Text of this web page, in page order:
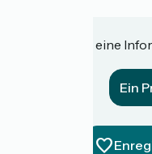
Haben Sie eine
Ein